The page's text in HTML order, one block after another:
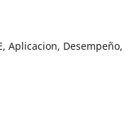
Aplicacion, Desempeño,